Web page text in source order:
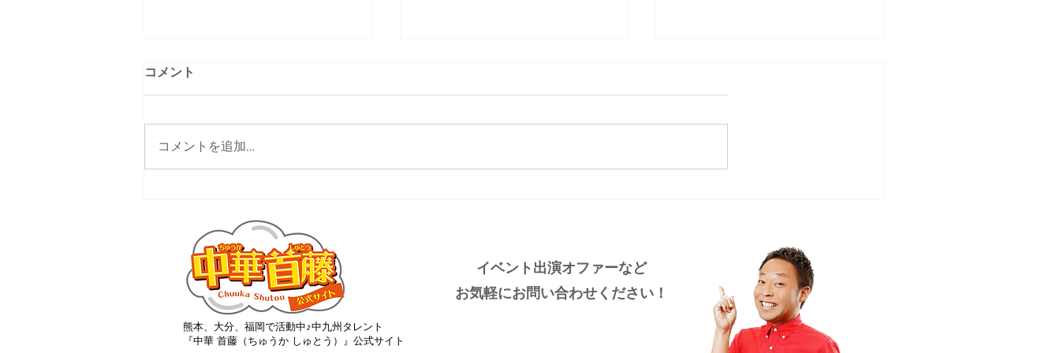
コメント
コメントを追加…
イベント出演オファーなど
お気軽にお問い合わせください！
熊本、大分、福岡で活動中♪中九州タレント
『中華 首藤（ちゅうか しゅとう）』公式サイト